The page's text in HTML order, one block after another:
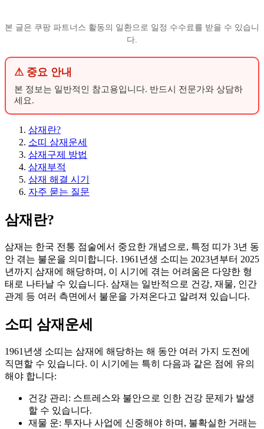
본 글은 쿠팡 파트너스 활동의 일환으로 일정 수수료를 받을 수 있습니
다.
⚠ 중요 안내
본 정보는 일반적인 참고용입니다. 반드시 전문가와 상담하
세요.
삼재란?
소띠 삼재운세
삼재구제 방법
삼재부적
삼재 해결 시기
자주 묻는 질문
삼재란?
삼재는 한국 전통 점술에서 중요한 개념으로, 특정 띠가 3년 동
안 겪는 불운을 의미합니다. 1961년생 소띠는 2023년부터 2025
년까지 삼재에 해당하며, 이 시기에 겪는 어려움은 다양한 형
태로 나타날 수 있습니다. 삼재는 일반적으로 건강, 재물, 인간
관계 등 여러 측면에서 불운을 가져온다고 알려져 있습니다.
소띠 삼재운세
1961년생 소띠는 삼재에 해당하는 해 동안 여러 가지 도전에
직면할 수 있습니다. 이 시기에는 특히 다음과 같은 점에 유의
해야 합니다:
건강 관리: 스트레스와 불안으로 인한 건강 문제가 발생
할 수 있습니다.
재물 운: 투자나 사업에 신중해야 하며, 불확실한 거래는